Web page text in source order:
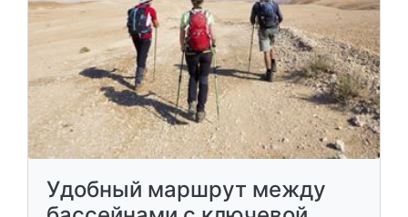
Удобный маршрут между